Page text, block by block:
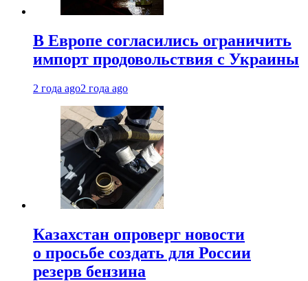
В Европе согласились ограничить
импорт продовольствия с Украины
2 года ago2 года ago
Казахстан опроверг новости
о просьбе создать для России
резерв бензина